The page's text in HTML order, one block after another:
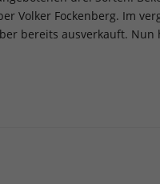
Volker Fockenberg. Im
bereits ausverkauft.
Alle